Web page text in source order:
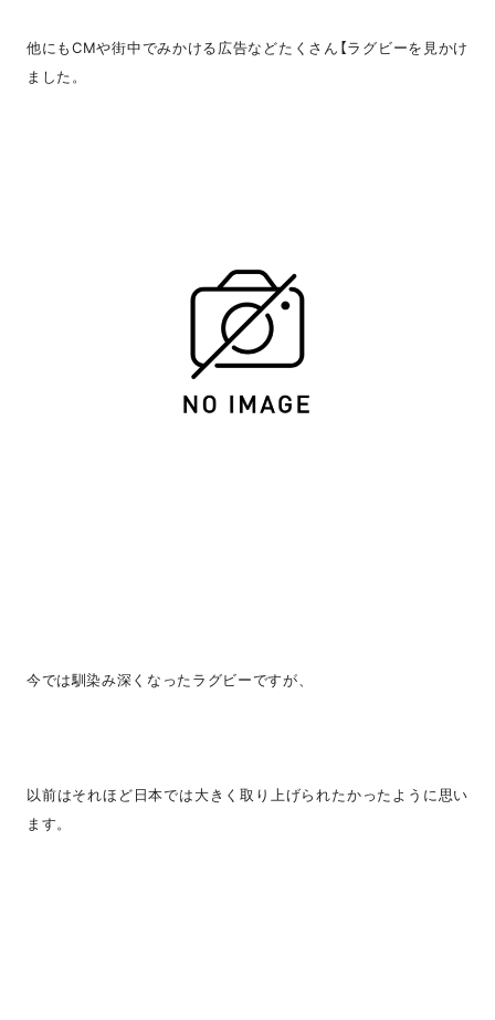
他にもCMや街中でみかける広告などたくさん【ラグビーを見かけ
ました。
今では馴染み深くなったラグビーですが、
以前はそれほど日本では大きく取り上げられたかったように思い
ます。